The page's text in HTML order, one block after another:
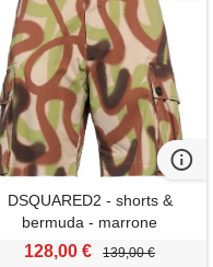
DSQUARED2 - shorts &
bermuda - marrone
128,00 € 139,00 €